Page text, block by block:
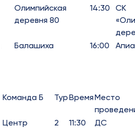
Олимпийская
деревня 80
14:30
СК
Балашиха 16:00
Команда Б ТурВремяМесто
Центр 2 11:30
ДС